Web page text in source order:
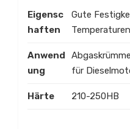
Eigensc
haften
Gute
Anwend
ung
für
Härte 210-250HB